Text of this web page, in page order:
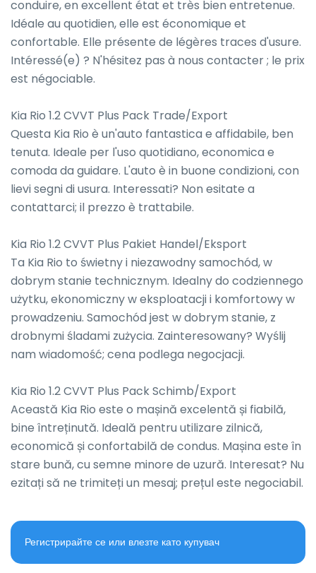
conduire, en excellent état et très bien entretenue.
Idéale au quotidien, elle est économique et
confortable. Elle présente de légères traces d'usure.
Intéressé(e) ? N'hésitez pas à nous contacter ; le prix
est négociable.
Kia Rio 1.2 CVVT Plus Pack Trade/Export
Questa Kia Rio è un'auto fantastica e affidabile, ben
tenuta. Ideale per l'uso quotidiano, economica e
comoda da guidare. L'auto è in buone condizioni, con
lievi segni di usura. Interessati? Non esitate a
contattarci; il prezzo è trattabile.
Kia Rio 1.2 CVVT Plus Pakiet Handel/Eksport
Ta Kia Rio to świetny i niezawodny samochód, w
dobrym stanie technicznym. Idealny do codziennego
użytku, ekonomiczny w eksploatacji i komfortowy w
prowadzeniu. Samochód jest w dobrym stanie, z
drobnymi śladami zużycia. Zainteresowany? Wyślij
nam wiadomość; cena podlega negocjacji.
Kia Rio 1.2 CVVT Plus Pack Schimb/Export
Această Kia Rio este o mașină excelentă și fiabilă,
bine întreținută. Ideală pentru utilizare zilnică,
economică și confortabilă de condus. Mașina este în
stare bună, cu semne minore de uzură. Interesat? Nu
ezitați să ne trimiteți un mesaj; prețul este negociabil.
Регистрирайте се или влезте като купувач